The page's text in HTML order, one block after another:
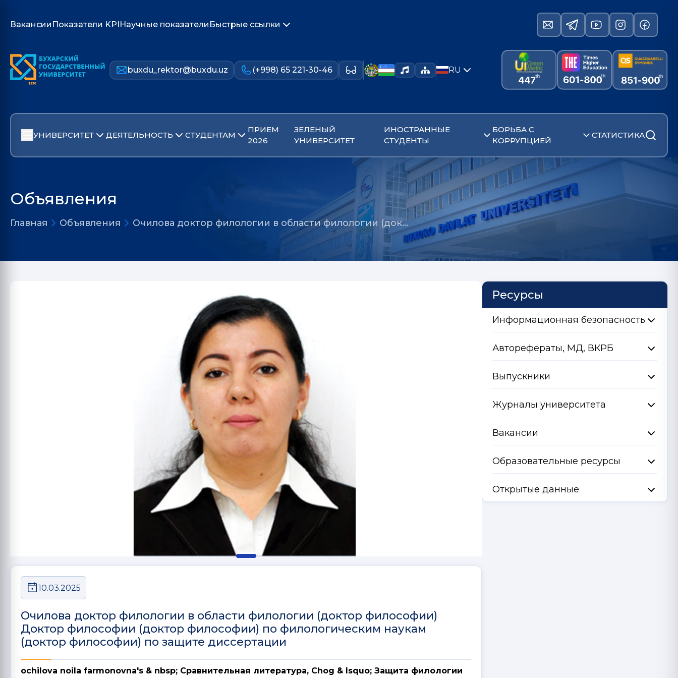
Вакансии Показатели KPIНаучные показатели Быстрые ссылки
buxdu_rektor@buxdu.uz (+998) 65 221-30-46 RU
УНИВЕРСИТЕТ ДЕЯТЕЛЬНОСТЬ СТУДЕНТАМ
ПРИЕМ
2026
ЗЕЛЕНЫЙ
УНИВЕРСИТЕТ
ИНОСТРАННЫЕ
СТУДЕНТЫ
БОРЬБА С
КОРРУПЦИЕЙ
СТАТИСТИКА
Объявления
Главная Объявления Очилова доктор филологии в области филологии (док…
10.03.2025
Очилова доктор филологии в области филологии (доктор философии)
Доктор философии (доктор философии) по филологическим наукам
(доктор философии) по защите диссертации
ochilova noila farmonovna's & nbsp; Сравнительная литература, Chog & lsquo; Защита филологии
Ресурсы
Информационная безопасность
Авторефераты, МД, ВКРБ
Выпускники
Журналы университета
Вакансии
Образовательные ресурсы
Открытые данные